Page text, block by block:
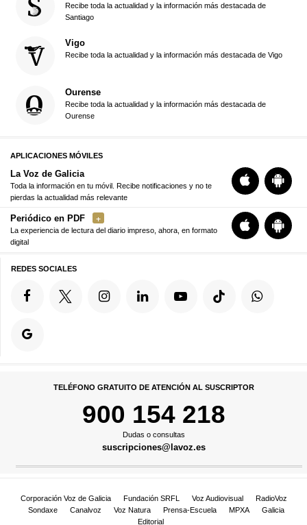
Recibe toda la actualidad y la información más destacada de
Santiago
Vigo
Recibe toda la actualidad y la información más destacada de Vigo
Ourense
Recibe toda la actualidad y la información más destacada de
Ourense
APLICACIONES MÓVILES
La Voz de Galicia
Toda la información en tu móvil. Recibe notificaciones y no te
pierdas la actualidad más relevante
Periódico en PDF
La experiencia de lectura del diario impreso, ahora, en formato
digital
REDES SOCIALES
TELÉFONO GRATUITO DE ATENCIÓN AL SUSCRIPTOR
900 154 218
Dudas o consultas
suscripciones@lavoz.es
Corporación Voz de Galicia Fundación SRFL Voz Audiovisual
RadioVoz
Sondaxe
Canalvoz Voz Natura Prensa-Escuela MPXA
Galicia
Editorial